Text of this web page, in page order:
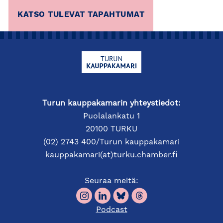
Tervetuloa aistimaan lentokentän tunnelmaa ja
tulevaisuus näyttävät. Samalla kuulemme, miten
voimme kaikki vaikuttaa siihen, että Turun kenttä
Aamukahvit tarjolla
Miltä näyttää alueen lentoliikenteen nykytila
KATSO TULEVAT TAPAHTUMAT
Turun kauppakamarin yhteystiedot:
Puolalankatu 1
20100 TURKU
(02) 2743 400/Turun kauppakamari
kauppakamari(at)turku.chamber.fi
Seuraa meitä:
Podcast